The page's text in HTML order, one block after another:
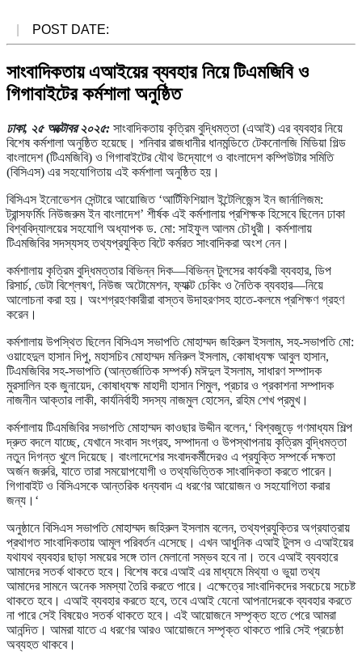
POST DATE:
সাংবাদিকতায় এআইয়ের ব্যবহার নিয়ে টিএমজিবি ও
গিগাবাইটের কর্মশালা অনুষ্ঠিত
ঢাকা, ২৫ অক্টোবর ২০২৫: সাংবাদিকতায় কৃত্রিম বুদ্ধিমত্তা (এআই) এর ব্যবহার নিয়ে
বিশেষ কর্মশালা অনুষ্ঠিত হয়েছে। শনিবার রাজধানীর ধানমন্ডিতে টেকনোলজি মিডিয়া গিল্ড
বাংলাদেশ (টিএমজিবি) ও গিগাবাইটের যৌথ উদ্যোগে ও বাংলাদেশ কম্পিউটার সমিতি
(বিসিএস) এর সহযোগিতায় এই কর্মশালা অনুষ্ঠিত হয়।
বিসিএস ইনোভেশন সেন্টারে আয়োজিত ‘আর্টিফিশিয়াল ইন্টেলিজেন্স ইন জার্নালিজম:
ট্রান্সফর্মিং নিউজরুম ইন বাংলাদেশ’ শীর্ষক এই কর্মশালায় প্রশিক্ষক হিসেবে ছিলেন ঢাকা
বিশ্ববিদ্যালয়ের সহযোগি অধ্যাপক ড. মো: সাইফুল আলম চৌধুরী। কর্মশালায়
টিএমজিবির সদস্যসহ তথ্যপ্রযুক্তি বিটে কর্মরত সাংবাদিকরা অংশ নেন।
কর্মশালায় কৃত্রিম বুদ্ধিমত্তার বিভিন্ন দিক—বিভিন্ন টুলসের কার্যকরী ব্যবহার, ডিপ
রিসার্চ, ডেটা বিশ্লেষণ, নিউজ অটোমেশন, ফ্যাক্ট চেকিং ও নৈতিক ব্যবহার—নিয়ে
আলোচনা করা হয়। অংশগ্রহণকারীরা বাস্তব উদাহরণসহ হাতে-কলমে প্রশিক্ষণ গ্রহণ
করেন।
কর্মশালায় উপস্থিত ছিলেন বিসিএস সভাপতি মোহাম্মদ জহিরুল ইসলাম, সহ-সভাপতি মো:
ওয়াহেদুল হাসান দিপু, মহাসচিব মোহাম্মদ মনিরুল ইসলাম, কোষাধ্যক্ষ আবুল হাসান,
টিএমজিবির সহ-সভাপতি (আন্তর্জাতিক সম্পর্ক) মঈদুল ইসলাম, সাধারণ সম্পাদক
মুরসালিন হক জুনায়েদ, কোষাধ্যক্ষ মাহাদী হাসান শিমুল, প্রচার ও প্রকাশনা সম্পাদক
নাজনীন আক্তার লাকী, কার্যনির্বাহী সদস্য নাজমুল হোসেন, রহিম শেখ প্রমুখ।
কর্মশালায় টিএমজিবির সভাপতি মোহাম্মদ কাওছার উদ্দীন বলেন,‘ বিশ্বজুড়ে গণমাধ্যম শিল্প
দ্রুত বদলে যাচ্ছে, যেখানে সংবাদ সংগ্রহ, সম্পাদনা ও উপস্থাপনায় কৃত্রিম বুদ্ধিমত্তা
নতুন দিগন্ত খুলে দিয়েছে। বাংলাদেশের সংবাদকর্মীদেরও এ প্রযুক্তি সম্পর্কে দক্ষতা
অর্জন জরুরি, যাতে তারা সময়োপযোগী ও তথ্যভিত্তিক সাংবাদিকতা করতে পারেন।
গিগাবাইট ও বিসিএসকে আন্তরিক ধন্যবাদ এ ধরণের আয়োজন ও সহযোগিতা করার
জন্য।‘
অনুষ্ঠানে বিসিএস সভাপতি মোহাম্মদ জহিরুল ইসলাম বলেন, তথ্যপ্রযুক্তির অগ্রযাত্রায়
প্রথাগত সাংবাদিকতায় আমূল পরিবর্তন এসেছে। এখন আধুনিক এআই টুলস ও এআইয়ের
যথাযথ ব্যবহার ছাড়া সময়ের সঙ্গে তাল মেলানো সম্ভব হবে না। তবে এআই ব্যবহারে
আমাদের সতর্ক থাকতে হবে। বিশেষ করে এআই এর মাধ্যমে মিথ্যা ও ভুয়া তথ্য
আমাদের সামনে অনেক সমস্যা তৈরি করতে পারে। এক্ষেত্রে সাংবাদিকদের সবচেয়ে সচেষ্ট
থাকতে হবে। এআই ব্যবহার করতে হবে, তবে এআই যেনো আপনাদেরকে ব্যবহার করতে
না পারে সেই বিষয়েও সতর্ক থাকতে হবে। এই আয়োজনে সম্পৃক্ত হতে পেরে আমরা
আনন্দিত। আমরা যাতে এ ধরণের আরও আয়োজনে সম্পৃক্ত থাকতে পারি সেই প্রচেষ্ঠা
অব্যহত থাকবে।